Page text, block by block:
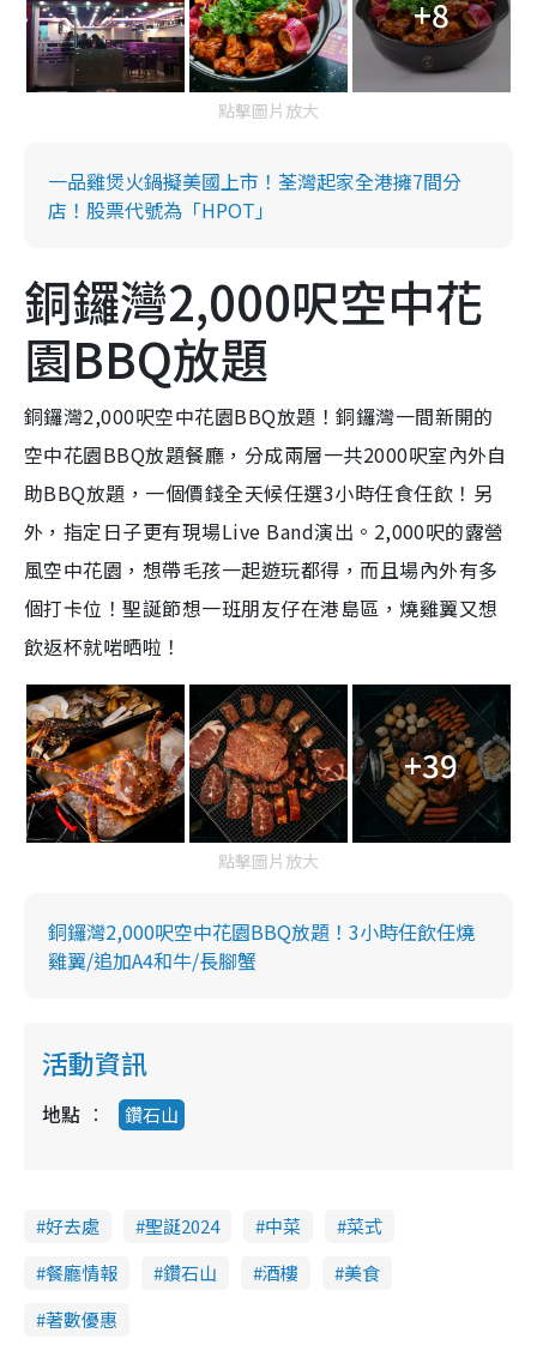
+8
點擊圖片放大
一品雞煲火鍋擬美國上市！荃灣起家全港擁7間分
店！股票代號為「HPOT」
銅鑼灣2,000呎空中花
園BBQ放題
銅鑼灣2,000呎空中花園BBQ放題！銅鑼灣一間新開的
空中花園BBQ放題餐廳，分成兩層一共2000呎室內外自
助BBQ放題，一個價錢全天候任選3小時任食任飲！另
外，指定日子更有現場Live Band演出。2,000呎的露營
風空中花園，想帶毛孩一起遊玩都得，而且場內外有多
個打卡位！聖誕節想一班朋友仔在港島區，燒雞翼又想
飲返杯就啱晒啦！
+39
點擊圖片放大
銅鑼灣2,000呎空中花園BBQ放題！3小時任飲任燒
雞翼/追加A4和牛/長腳蟹
活動資訊
地點 鑽石山
好去處 聖誕2024 中菜
菜式
餐廳情報
鑽石山 酒樓
美食
著數優惠